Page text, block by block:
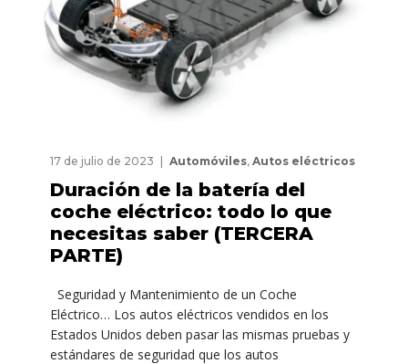
17 de julio de 2023 Automóviles, Autos eléctricos
Duración de la batería del
coche eléctrico: todo lo que
necesitas saber (TERCERA
PARTE)
Seguridad y Mantenimiento de un Coche
Eléctrico… Los autos eléctricos vendidos en los
Estados Unidos deben pasar las mismas pruebas y
estándares de seguridad que los autos